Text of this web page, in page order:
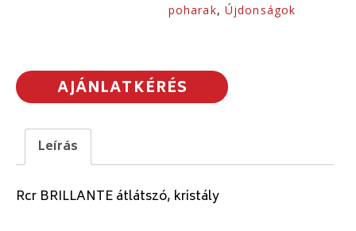
poharak, Újdonságok
AJÁNLATKÉRÉS
Leírás
Rcr BRILLANTE átlátszó, kristály